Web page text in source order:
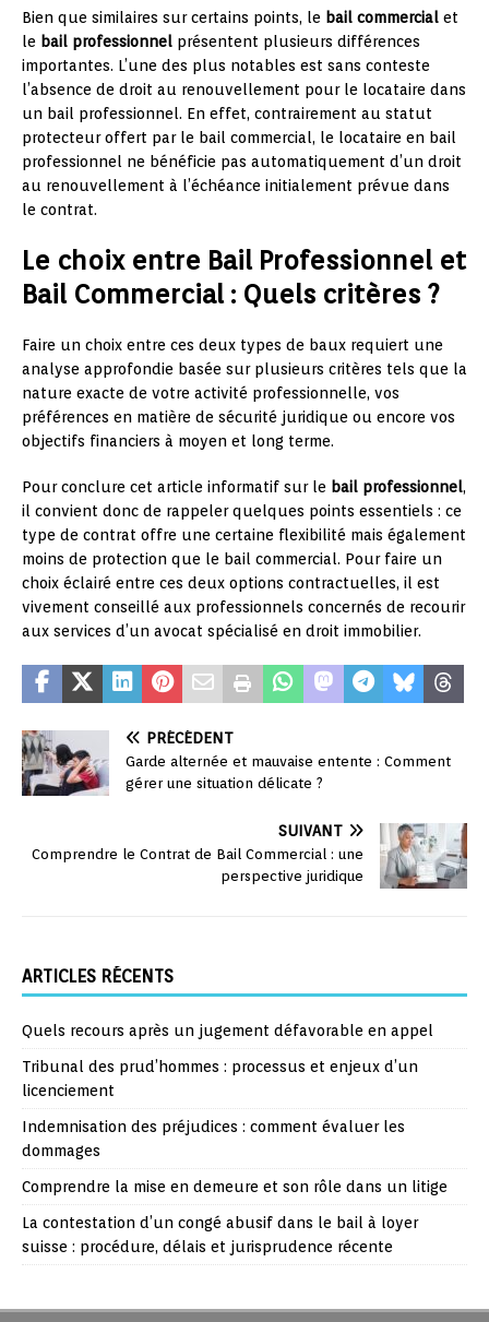
Bien que similaires sur certains points, le bail commercial et
le bail professionnel présentent plusieurs différences
importantes. L’une des plus notables est sans conteste
l’absence de droit au renouvellement pour le locataire dans
un bail professionnel. En effet, contrairement au statut
protecteur offert par le bail commercial, le locataire en bail
professionnel ne bénéficie pas automatiquement d’un droit
au renouvellement à l’échéance initialement prévue dans
le contrat.
Le choix entre Bail Professionnel et
Bail Commercial : Quels critères ?
Faire un choix entre ces deux types de baux requiert une
analyse approfondie basée sur plusieurs critères tels que la
nature exacte de votre activité professionnelle, vos
préférences en matière de sécurité juridique ou encore vos
objectifs financiers à moyen et long terme.
Pour conclure cet article informatif sur le bail professionnel,
il convient donc de rappeler quelques points essentiels : ce
type de contrat offre une certaine flexibilité mais également
moins de protection que le bail commercial. Pour faire un
choix éclairé entre ces deux options contractuelles, il est
vivement conseillé aux professionnels concernés de recourir
aux services d’un avocat spécialisé en droit immobilier.
PRÉCÉDENT
Garde alternée et mauvaise entente : Comment
gérer une situation délicate ?
SUIVANT
Comprendre le Contrat de Bail Commercial : une
perspective juridique
ARTICLES RÉCENTS
Quels recours après un jugement défavorable en appel
Tribunal des prud’hommes : processus et enjeux d’un
licenciement
Indemnisation des préjudices : comment évaluer les
dommages
Comprendre la mise en demeure et son rôle dans un litige
La contestation d’un congé abusif dans le bail à loyer
suisse : procédure, délais et jurisprudence récente